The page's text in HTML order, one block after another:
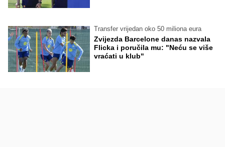
Transfer vrijedan oko 50 miliona eura
Zvijezda Barcelone danas nazvala
Flicka i poručila mu: "Neću se više
vraćati u klub"